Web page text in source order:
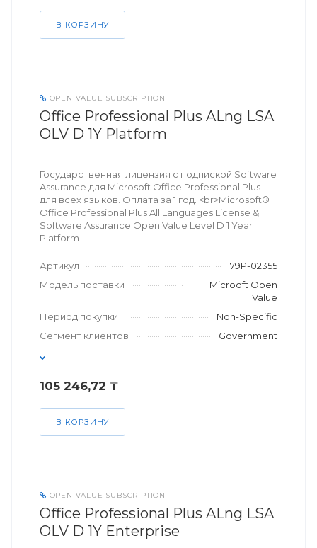
В КОРЗИНУ
OPEN VALUE SUBSCRIPTION
Office Professional Plus ALng LSA
OLV D 1Y Platform
Государственная лицензия с подпиской Software
Assurance для Microsoft Office Professional Plus
для всех языков. Оплата за 1 год. <br>Microsoft®
Office Professional Plus All Languages License &
Software Assurance Open Value Level D 1 Year
Platform
Артикул
79P-02355
Модель поставки
Microoft Open
Value
Период покупки
Non-Specific
Сегмент клиентов
Government
105 246,72 ₸
В КОРЗИНУ
OPEN VALUE SUBSCRIPTION
Office Professional Plus ALng LSA
OLV D 1Y Enterprise